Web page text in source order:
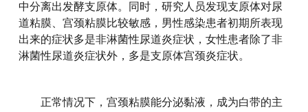
中分离出发酵支原体。同时，研究人员发现支原体对尿
道粘膜、宫颈粘膜比较敏感，男性感染患者初期所表现
出来的症状多是非淋菌性尿道炎症状，女性患者除了非
淋菌性尿道炎症状外，多是支原体宫颈炎症状。
正常情况下，宫颈粘膜能分泌黏液，成为白带的主